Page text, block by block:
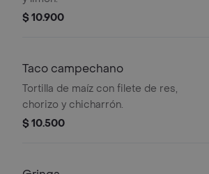
$ 10.900
Taco campechano
Tortilla de maíz con filete de res,
chorizo y chicharrón.
$ 10.500